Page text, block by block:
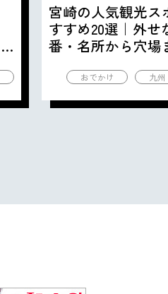
宮崎の人気観光ス
すすめ20選｜外せ
番・名所から穴場
おでかけ 九州